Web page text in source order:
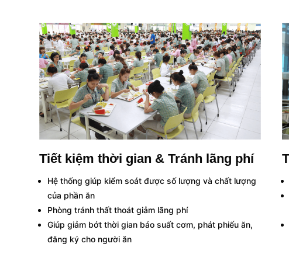
Tiết kiệm thời gian & Tránh lãng phí
Hệ thống giúp kiểm soát được số lượng và chất lượng
của phần ăn
Phòng tránh thất thoát giảm lãng phí
Giúp giảm bớt thời gian báo suất cơm, phát phiếu ăn,
đăng ký cho người ăn